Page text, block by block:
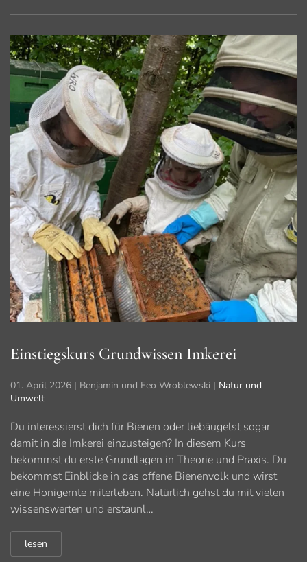
Einstiegskurs Grundwissen Imkerei
01. April 2026 | Benjamin und Feo Wroblewski | Natur und
Umwelt
Du interessierst dich für Bienen oder liebäugelst sogar
damit in die Imkerei einzusteigen? In diesem Kurs
bekommst du erste Grundlagen in Theorie und Praxis. Du
bekommst Einblicke in das offene Bienenvolk und wirst
eine Honigernte miterleben. Natürlich gehst du mit vielen
wissenswerten und erstaunl…
lesen